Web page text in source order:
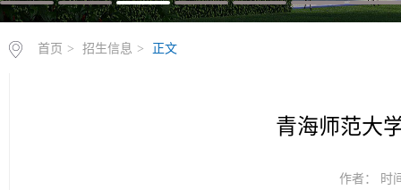
首页 > 招生信息 > 正文
青海师范大
作者： 时